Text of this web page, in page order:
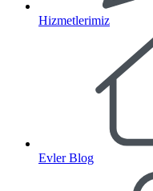
Hizmetlerimiz
Evler Blog